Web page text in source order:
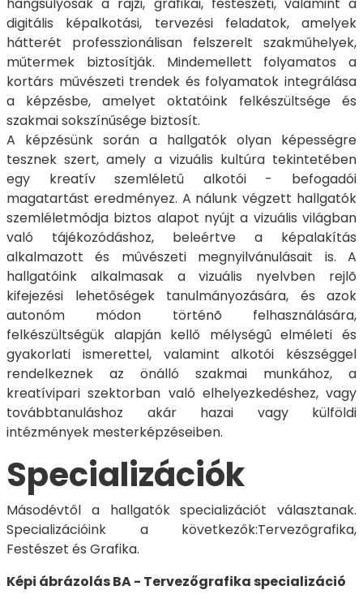
digitális képalkotási, tervezési feladatok, amelyek
hátterét professzionálisan felszerelt szakműhelyek,
műtermek biztosítják. Mindemellett folyamatos a
kortárs művészeti trendek és folyamatok integrálása
a képzésbe, amelyet oktatóink felkészültsége és
szakmai sokszínűsége biztosít.
A képzésünk során a hallgatók olyan képességre
tesznek szert, amely a vizuális kultúra tekintetében
egy kreatív szemléletû alkotói - befogadói
magatartást eredményez. A nálunk végzett hallgatók
szemléletmódja biztos alapot nyújt a vizuális világban
való tájékozódáshoz, beleértve a képalakítás
alkalmazott és mûvészeti megnyilvánulásait is. A
hallgatóink alkalmasak a vizuális nyelvben rejlõ
kifejezési lehetőségek tanulmányozására, és azok
autonóm módon történõ felhasználására,
felkészültségük alapján kellő mélységû elméleti és
gyakorlati ismerettel, valamint alkotói készséggel
rendelkeznek az önálló szakmai munkához, a
kreatívipari szektorban való elhelyezkedéshez, vagy
továbbtanuláshoz akár hazai vagy külföldi
intézmények mesterképzéseiben.
Specializációk
Másodévtől a hallgatók specializációt választanak.
Specializációink a következők:Tervezőgrafika,
Festészet és Grafika.
Képi ábrázolás BA - Tervezőgrafika specializáció